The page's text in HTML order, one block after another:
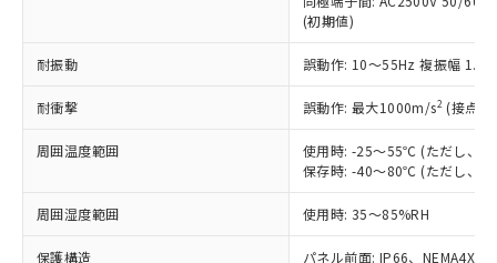
(初期値)
耐振動 誤動作: 10～55Hz 複振幅
耐衝撃 誤動作: 最大1000m/s2 (接点
周囲温度範囲
使用時: -25～55℃ (ただし、氷
保存時: -40～80℃ (ただし、氷
周囲湿度範囲 使用時: 35～85%RH
保護構造 パネル前面: IP66、NEMA4X,
在庫状況および標準価格照会結果は、
記載している更新日時点での社内デー
タに基づき作成されるものであり、閲
覧された時点での実際の在庫および標
準価格とは異なる場合があることをご
正式な納期状況および標準価格はお客
様のお取引先、またはお客様担当のオ
ムロン制御機器販売店・当社販売員に
オムロン制御機器販売店や当社販売拠
鉛(Pb) 1000ppm以下、 水銀(Hg) 1000ppm以下、 カド
類(PBB) 1000ppm以下、ポリ臭化ジフェニルエーテル類
(PBDE) 1000ppm以下、フタル酸ビス(2-エチルヘキシ
ル) (DEHP)(別名：DOP) 1000ppm以下、フタル酸ブチ
ルベンジル（BBP） 1000ppm以下、フタル酸ジブチル
（DBP） 1000ppm以下、フタル酸ジイソブチル
但し、RoHS指令で産業用監視および制御機器に対する
*中国RoHS10物質の基準値 (GB/T26572)：
Pb(鉛) :1000ppm、 Hg(水銀) : 1000ppm、 Cd(カドミウ
Cr(Ⅵ)(六価クロム) : 1000ppm、 PBBs(ポリ臭化ビフェ
ニル類) : 1000ppm、 PBDEs(ポリ臭化ジフェニルエーテ
ル類) : 1000ppm、
DBP(フタル酸ジブチル) : 1000ppm、 DIBP(フタル酸ジ
イソブチル) : 1000ppm、 BBP(フタル酸ブチルベンジ
DEHP(フタル酸ビス(2-エチルヘキシル)) : 1000ppm
（以下｢規制貨物等」という）を輸出
または国外への提供する場合は、日本
国政府の輸出許可(または役務取引許
可)を取得するなどの必要な手続きを
当社は規制貨物を破棄する場合は、完
全に破砕するなど、違法に輸出されな
いよう必要な手段を講じます。
当社は貴社製品を、核兵器、ミサイ
ル、化学兵器、生物兵器またはその他
一定数以上の在庫あり
一定数には満たないが在庫あり
在庫なし(最新の在庫状況につ